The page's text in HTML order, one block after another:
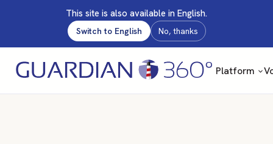
This site is also available in English.
Switch to English No, thanks
Platform